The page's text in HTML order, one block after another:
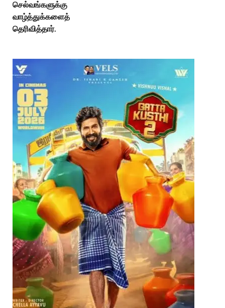
செல்வங்களுக்கு
வாழ்த்துக்களைத்
தெரிவித்தார்.